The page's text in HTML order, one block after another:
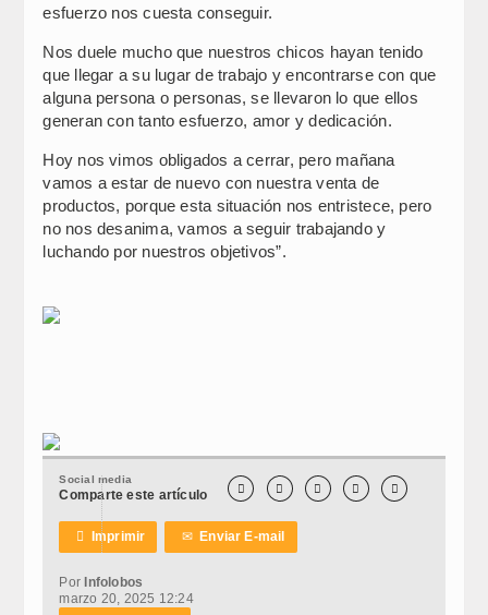
esfuerzo nos cuesta conseguir.
Nos duele mucho que nuestros chicos hayan tenido
que llegar a su lugar de trabajo y encontrarse con que
alguna persona o personas, se llevaron lo que ellos
generan con tanto esfuerzo, amor y dedicación.
Hoy nos vimos obligados a cerrar, pero mañana
vamos a estar de nuevo con nuestra venta de
productos, porque esta situación nos entristece, pero
no nos desanima, vamos a seguir trabajando y
luchando por nuestros objetivos”.
Social media
Comparte este artículo     
 Imprimir ✉Enviar E-mail
Por Infolobos
marzo 20, 2025 12:24